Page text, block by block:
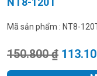
Mã sản phẩm : NT8-
150.800₫ Giá